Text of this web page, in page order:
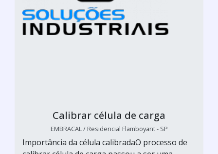
Calibrar célula de carga
EMBRACAL / Residencial Flamboyant - SP
Importância da célula calibradaO processo de